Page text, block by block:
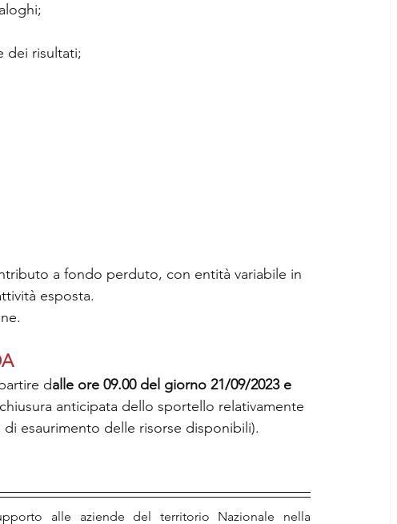
dei risultati;
a fondo perduto, con entità variabile in
esposta.
dalle ore 09.00 del giorno 21/09/2023 e
anticipata dello sportello relativamente
esaurimento delle risorse disponibili).
alle aziende del territorio Nazionale nella